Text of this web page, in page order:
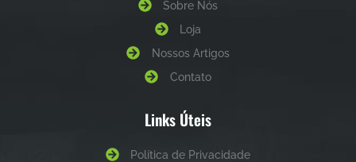
Sobre Nós
Loja
Nossos Artigos
Contato
Links Úteis
Política de Privacidade